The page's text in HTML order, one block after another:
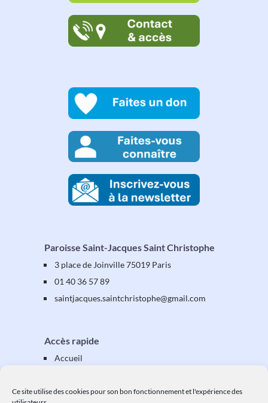
Ce site utilise des cookies pour son bon fonctionnement et l'expérience des
Paroisse Saint-Jacques Saint Christophe
3 place de Joinville 75019 Paris
01 40 36 57 89
saintjacques.saintchristophe@gmail.com
Accès rapide
Accueil
Équipes & activités